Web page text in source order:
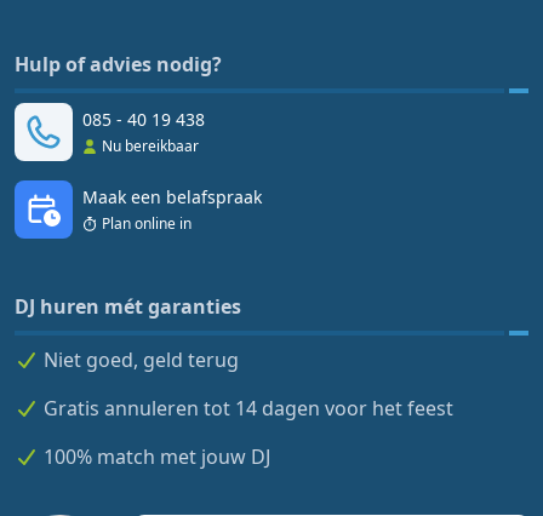
Hulp of advies nodig?
085 - 40 19 438
Nu bereikbaar
Maak een belafspraak
Plan online in
DJ huren mét garanties
Niet goed, geld terug
Gratis annuleren tot 14 dagen voor het feest
100% match met jouw DJ